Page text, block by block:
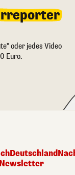
oder jedes Video
Euro.
Deutschland
Newsletter